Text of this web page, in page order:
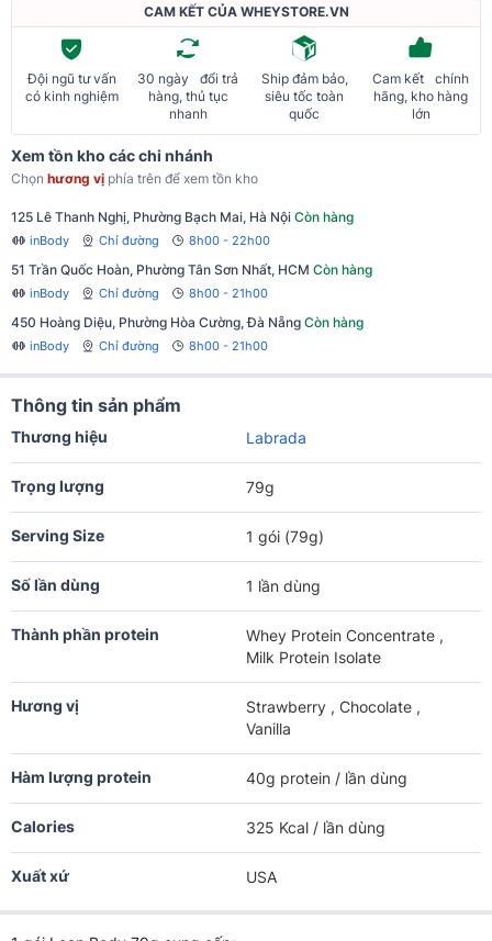
CAM KẾT CỦA WHEYSTORE.VN
Đội ngũ tư vấn
có kinh nghiệm
30 ngày đổi trả
hàng, thủ tục
nhanh
Ship đảm bảo,
siêu tốc toàn
quốc
Cam kết chính
hãng, kho hàng
lớn
Xem tồn kho các chi nhánh
Chọn hương vị phía trên để xem tồn kho
125 Lê Thanh Nghị, Phường Bạch Mai, Hà Nội Còn hàng
inBody Chỉ đường 8h00 - 22h00
51 Trần Quốc Hoàn, Phường Tân Sơn Nhất, HCM Còn hàng
inBody Chỉ đường 8h00 - 21h00
450 Hoàng Diệu, Phường Hòa Cường, Đà Nẵng Còn hàng
inBody Chỉ đường 8h00 - 21h00
Thông tin sản phẩm
Thương hiệu Labrada
Trọng lượng 79g
Serving Size 1 gói (79g)
Số lần dùng 1 lần dùng
Thành phần protein
Whey Protein Concentrate ,
Milk Protein Isolate
Hương vị
Strawberry , Chocolate ,
Vanilla
Hàm lượng protein 40g protein / lần dùng
Calories 325 Kcal / lần dùng
Xuất xứ USA